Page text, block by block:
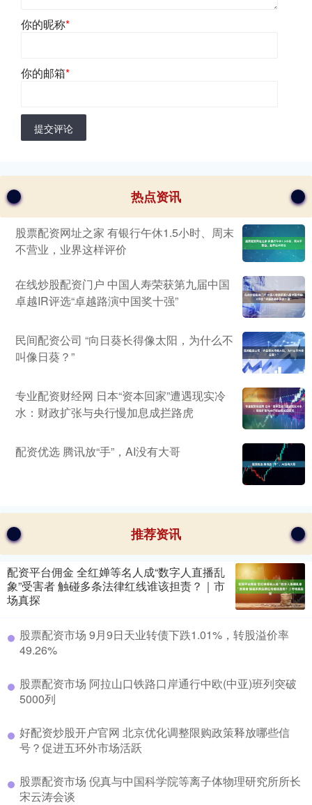
你的昵称*
你的邮箱*
提交评论
热点资讯
股票配资网址之家 有银行午休1.5小时、周末
不营业，业界这样评价
在线炒股配资门户 中国人寿荣获第九届中国
卓越IR评选“卓越路演中国奖十强”
民间配资公司 “向日葵长得像太阳，为什么不
叫像日葵？”
专业配资财经网 日本“资本回家”遭遇现实冷
水：财政扩张与央行慢加息成拦路虎
配资优选 腾讯放“手”，AI没有大哥
推荐资讯
配资平台佣金 全红婵等名人成“数字人直播乱
象”受害者 触碰多条法律红线谁该担责？｜市
场真探
股票配资市场 9月9日天业转债下跌1.01%，转股溢价率
49.26%
股票配资市场 阿拉山口铁路口岸通行中欧(中亚)班列突破
5000列
好配资炒股开户官网 北京优化调整限购政策释放哪些信
号？促进五环外市场活跃
股票配资市场 倪真与中国科学院等离子体物理研究所所长
宋云涛会谈